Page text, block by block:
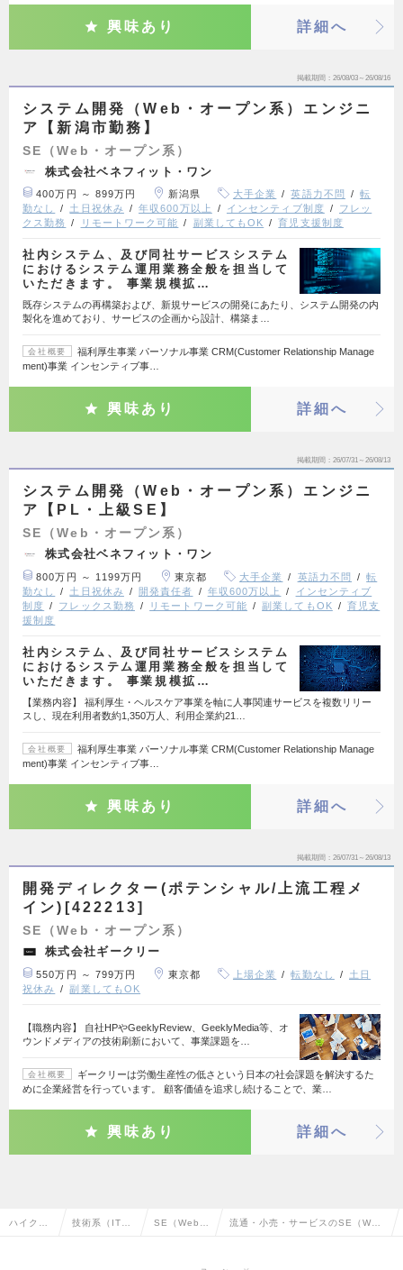
興味あり 詳細へ
掲載期間 26/08/03～26/08/16
システム開発（Web・オープン系）エンジニ
ア【新潟市勤務】
SE（Web・オープン系）
株式会社ベネフィット・ワン
400万円 ～ 899万円 新潟県 大手企業 英語力不問
転
勤なし
土日祝休み 年収600万以上 インセンティブ制度
フレッ
クス勤務
リモートワーク可能 副業してもOK 育児支援制度
社内システム、及び同社サービスシステム
におけるシステム運用業務全般を担当して
いただきます。 事業規模拡…
既存システムの再構築および、新規サービスの開発にあたり、システム開発の内
製化を進めており、サービスの企画から設計、構築ま…
会社概要
福利厚生事業 パーソナル事業 CRM(Customer Relationship Manage
ment)事業 インセンティブ事…
興味あり 詳細へ
掲載期間 26/07/31～26/08/13
システム開発（Web・オープン系）エンジニ
ア【PL・上級SE】
SE（Web・オープン系）
株式会社ベネフィット・ワン
800万円 ～ 1199万円 東京都 大手企業 英語力不問
転
勤なし
土日祝休み 開発責任者 年収600万以上
インセンティブ
制度
フレックス勤務 リモートワーク可能 副業してもOK
育児支
援制度
社内システム、及び同社サービスシステム
におけるシステム運用業務全般を担当して
いただきます。 事業規模拡…
【業務内容】 福利厚生・ヘルスケア事業を軸に人事関連サービスを複数リリー
スし、現在利用者数約1,350万人、利用企業約21…
会社概要
福利厚生事業 パーソナル事業 CRM(Customer Relationship Manage
ment)事業 インセンティブ事…
興味あり 詳細へ
掲載期間 26/07/31～26/08/13
開発ディレクター(ポテンシャル/上流工程メ
イン)[422213]
SE（Web・オープン系）
株式会社ギークリー
550万円 ～ 799万円 東京都 上場企業 転勤なし
土日
祝休み
副業してもOK
【職務内容】 自社HPやGeeklyReview、GeeklyMedia等、オ
ウンドメディアの技術刷新において、事業課題を…
会社概要
ギークリーは労働生産性の低さという日本の社会課題を解決するた
めに企業経営を行っています。 顧客価値を追求し続けることで、業…
興味あり 詳細へ
ハイクラ 技術系（IT・ SE（Web・ 流通・小売・サービスのSE（We